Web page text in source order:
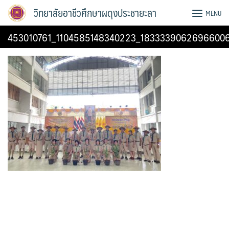
Skip
วิทยาลัยอาชีวศึกษาผดุงประชายะลา MENU